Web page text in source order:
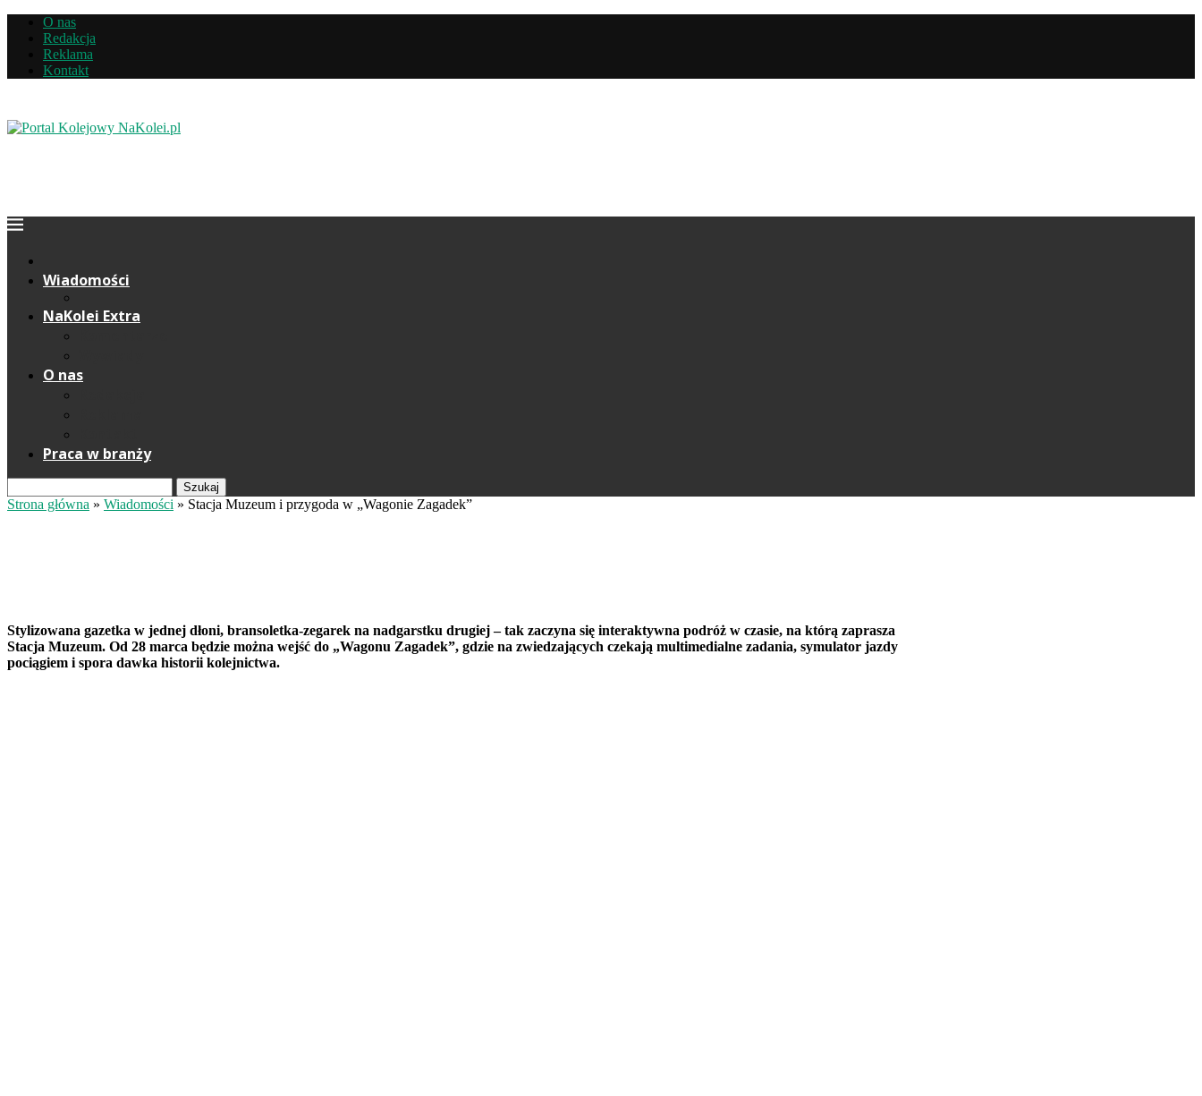
O nas
Redakcja
Reklama
Kontakt
Wiadomości
NaKolei Extra
O nas
Praca w branży
Szukaj
Strona główna » Wiadomości » Stacja Muzeum i przygoda w „Wagonie Zagadek”
Stylizowana gazetka w jednej dłoni, bransoletka-zegarek na nadgarstku drugiej – tak zaczyna się interaktywna podróż w czasie, na którą zaprasza
Stacja Muzeum. Od 28 marca będzie można wejść do „Wagonu Zagadek”, gdzie na zwiedzających czekają multimedialne zadania, symulator jazdy
pociągiem i spora dawka historii kolejnictwa.